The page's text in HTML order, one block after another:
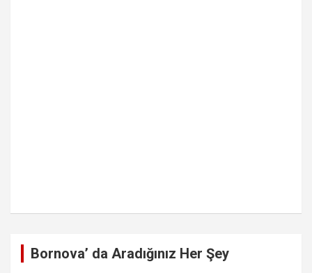
Bornova’ da Aradığınız Her Şey